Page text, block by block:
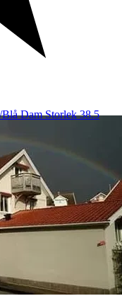
Dam Storlek 38.5